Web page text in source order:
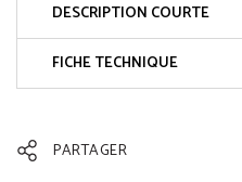
DESCRIPTION COURTE
FICHE TECHNIQUE
PARTAGER